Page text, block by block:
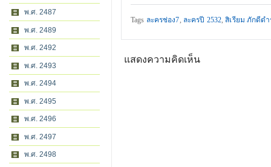
พ.ศ. 2487
พ.ศ. 2489
พ.ศ. 2492
พ.ศ. 2493
พ.ศ. 2494
พ.ศ. 2495
พ.ศ. 2496
พ.ศ. 2497
พ.ศ. 2498
Tags ละครช่อง7, ละครปี 2532,สิเรียม ภักดีด
แสดงความคิดเห็น